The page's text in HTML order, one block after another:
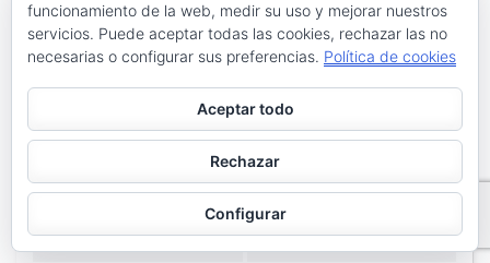
funcionamiento de la web, medir su uso y mejorar nuestros
servicios. Puede aceptar todas las cookies, rechazar las no
necesarias o configurar sus preferencias. Política de cookies
Aceptar todo
Rechazar
Configurar